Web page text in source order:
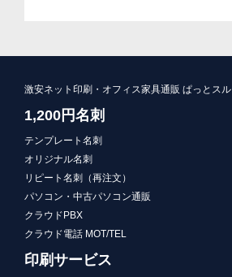
激安ネット印刷・オフィス家具通販 ぱっとスル
1,200円名刺
テンプレート名刺
オリジナル名刺
リピート名刺（再注文）
パソコン・中古パソコン通販
クラウドPBX
クラウド電話 MOT/TEL
印刷サービス